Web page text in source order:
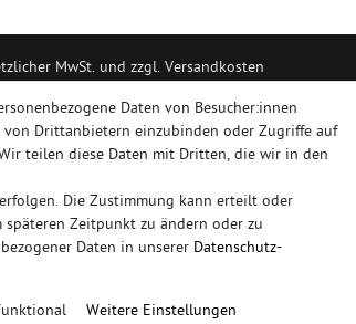
MwSt. und zzgl. Versandkosten
Universalteile, Fächerkrümmer,
mittelschalldämpfer fächerkrümmer remus
den Versandinformationen
Daten von Besucher:innen
von Drittanbietern einzubinden oder Zugriffe auf
teilen diese Daten mit Dritten, die wir in den
Die Zustimmung kann erteilt oder
Zeitpunkt zu ändern oder zu
Daten in unserer Daten­schutz­
Weitere Einstellungen